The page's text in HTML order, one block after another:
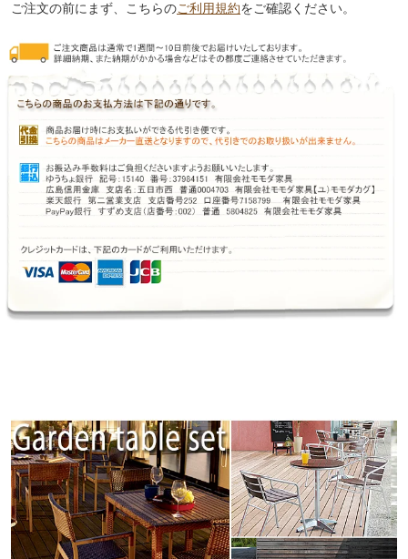
ご注文の前にまず、こちらのご利用規約をご確認ください。